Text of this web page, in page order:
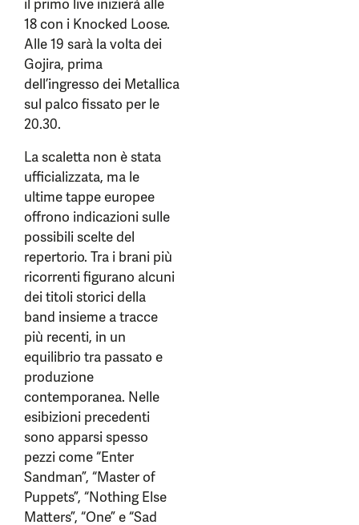
il primo live inizierà alle
18 con i Knocked Loose.
Alle 19 sarà la volta dei
Gojira, prima
dell’ingresso dei Metallica
sul palco fissato per le
20.30.
La scaletta non è stata
ufficializzata, ma le
ultime tappe europee
offrono indicazioni sulle
possibili scelte del
repertorio. Tra i brani più
ricorrenti figurano alcuni
dei titoli storici della
band insieme a tracce
più recenti, in un
equilibrio tra passato e
produzione
contemporanea. Nelle
esibizioni precedenti
sono apparsi spesso
pezzi come “Enter
Sandman”, “Master of
Puppets”, “Nothing Else
Matters”, “One” e “Sad